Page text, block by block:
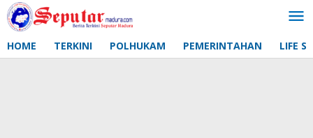
Lewati
ke
HOME TERKINI POLHUKAM PEMERINTAHAN LIFE